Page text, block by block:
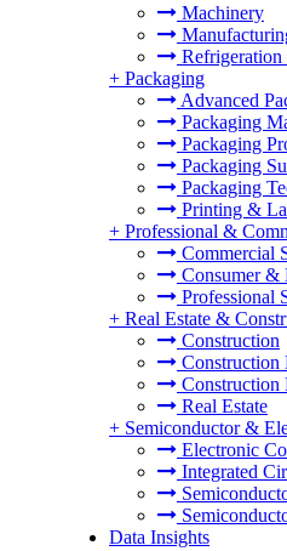
Machinery
+ Packaging
Advanced
Packaging
Packaging
Packaging
Packaging
Printing &
+ Professional &
Commercial
Consumer &
Professional
+ Real Estate &
Construction
Construction
Construction
Real Estate
+ Semiconductor &
Electronic
Integrated
Data Insights